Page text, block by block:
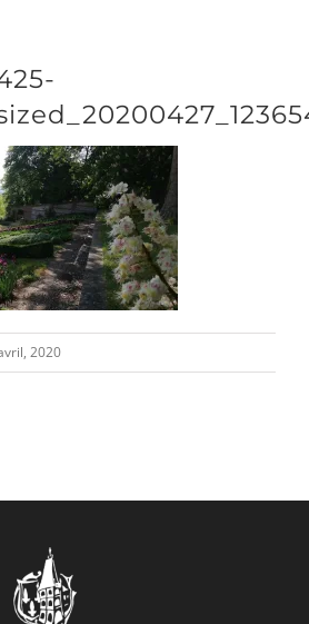
VENIR
CONTACT/ACCÈS
2020